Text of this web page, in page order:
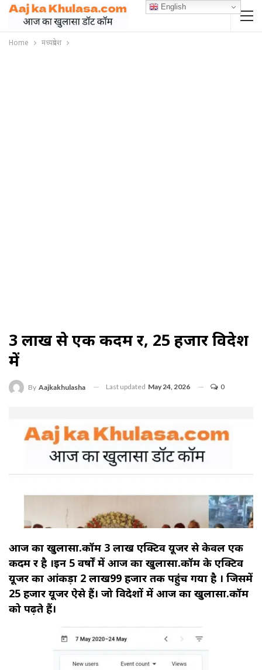
Home मध्यप्रदेश
3 लाख से एक कदम दूर, 25 हजार विदेश
में
By Aajkakhulasha Last updated May 24, 2026 0
आज का खुलासा.कॉम 3 लाख एक्टिव यूजर से केवल एक
कदम दूर है ।इन 5 वर्षों में आज का खुलासा.कॉम के एक्टिव
यूजर का आंकड़ा 2 लाख99 हजार तक पहुंच गया है । जिसमें
25 हजार यूजर ऐसे हैं। जो विदेशों में आज का खुलासा.कॉम
को पढ़ते हैं।
English